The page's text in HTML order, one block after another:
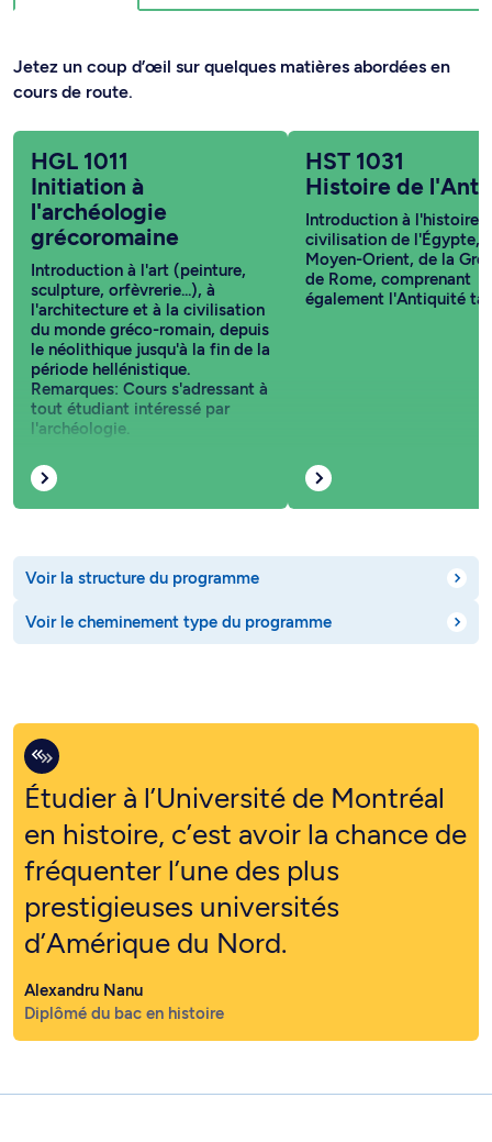
Jetez un coup d’œil sur quelques matières abordées en
cours de route.
HGL 1011
Initiation à
l'archéologie
grécoromaine
Introduction à l'art (peinture,
sculpture, orfèvrerie...), à
l'architecture et à la civilisation
du monde gréco-romain, depuis
le néolithique jusqu'à la fin de la
période hellénistique.
Remarques: Cours s'adressant à
tout étudiant intéressé par
l'archéologie.
HST 1031
Histoire de
Introduction à l'histoire
civilisation de l'Égypte,
Moyen-Orient, de la
de Rome, comprenant
également l'Antiquité
Voir la structure du programme
Voir le cheminement type du programme
Étudier à l’Université de Montréal
en histoire, c’est avoir la chance de
fréquenter l’une des plus
prestigieuses universités
d’Amérique du Nord.
Alexandru Nanu
Diplômé du bac en histoire